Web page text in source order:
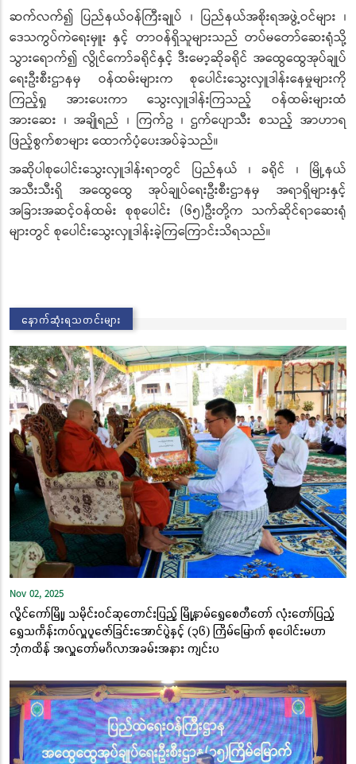
ဆက်လက်၍ ပြည်နယ်ဝန်ကြီးချုပ် ၊ ပြည်နယ်အစိုးရအဖွဲ့ဝင်များ ၊
ဒေသကွပ်ကဲရေးမှူး နှင့် တာဝန်ရှိသူများသည် တပ်မတော်ဆေးရုံသို့
သွားရောက်၍ လွိုင်ကော်ခရိုင်နှင့် ဒီးမော့ဆိုခရိုင် အထွေထွေအုပ်ချုပ်
ရေးဦးစီးဌာနမှ ဝန်ထမ်းများက စုပေါင်းသွေးလှူဒါန်းနေမှုများကို
ကြည့်ရှု အားပေးကာ သွေးလှူဒါန်းကြသည့် ဝန်ထမ်းများထံ
အားဆေး ၊ အချိုရည် ၊ ကြက်ဥ ၊ ဌက်ပျောသီး စသည့် အာဟာရ
ဖြည့်စွက်စာများ ထောက်ပံ့ပေးအပ်ခဲ့သည်။
အဆိုပါစုပေါင်းသွေးလှူဒါန်းရာတွင် ပြည်နယ် ၊ ခရိုင် ၊ မြို့နယ်
အသီးသီးရှိ အထွေထွေ အုပ်ချုပ်ရေးဦးစီးဌာနမှ အရာရှိများနှင့်
အခြားအဆင့်ဝန်ထမ်း စုစုပေါင်း (၆၅)ဦးတို့က သက်ဆိုင်ရာဆေးရုံ
များတွင် စုပေါင်းသွေးလှူဒါန်းခဲ့ကြကြောင်းသိရသည်။
နောက်ဆုံးရသတင်းများ
Nov 02, 2025
လွိုင်ကော်မြို့၊ သမိုင်းဝင်ဆုတောင်းပြည့် မြို့နာမ်ရွှေစေတီတော် လုံးတော်ပြည့်
ရွှေသင်္ကန်းကပ်လှူပူဇော်ခြင်းအောင်ပွဲနှင့် (၃၆) ကြိမ်မြောက် စုပေါင်းမဟာ
ဘုံကထိန် အလှူတော်မင်္ဂလာအခမ်းအနား ကျင်းပ